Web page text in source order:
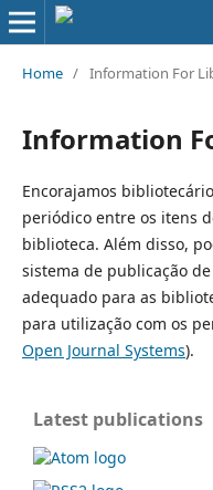
Home / Information For
Information
Encorajamos
periódico entre os itens
biblioteca. Além disso,
sistema de publicação
adequado para as
para utilização com os
Open Journal Systems).
Latest publications